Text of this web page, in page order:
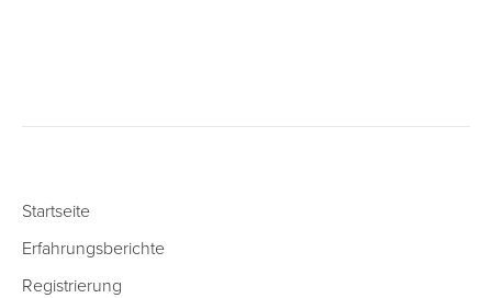
Startseite
Erfahrungsberichte
Registrierung